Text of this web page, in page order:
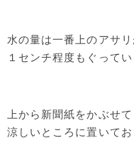
水の量は一番上のアサリ
１センチ程度もぐって
上から新聞紙をかぶせて
涼しいところに置いてお